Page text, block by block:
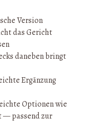
Version
das Gericht
daneben bringt
Ergänzung
Optionen wie
— passend zur